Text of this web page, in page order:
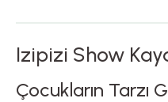
Izipizi Show
Çocukların Tarzı